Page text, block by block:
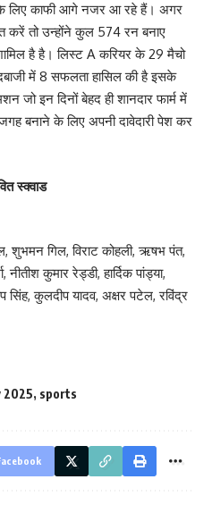
लिए काफी आगे नजर आ रहे हैं। अगर
करें तो उन्होंने कुल 574 रन बनाए
है है। लिस्ट A करियर के 29 मैचो
में 8 सफलता हासिल की है इसके
जो इन दिनों बेहद ही शानदार फार्म में
बनाने के लिए अपनी दावेदारी पेश कर
स्क्वाड
शुभमन गिल, विराट कोहली, ऋषभ पंत,
कुमार रेड्डी, हार्दिक पांड्या,
सिंह, कुलदीप यादव, अक्षर पटेल, रविंद्र
2025, sports